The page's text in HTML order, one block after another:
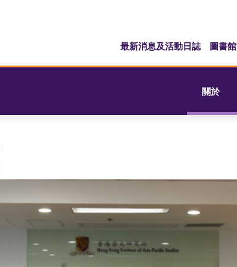
最新消息及活動日誌 圖書館
關於